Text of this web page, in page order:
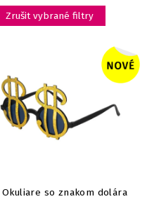
Zrušit vybrané filtry
Okuliare so znakom dolára